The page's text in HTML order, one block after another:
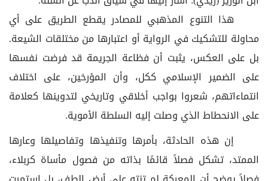
هذا التنوع المذهبي للمصادر يقطع الطريق على أي
محاولة للتشكيك في الرواية أو اعتبارها من مختلقات الشيعة.
بل على العكس، يثبت أن فظاعة الجريمة قد فرضت نفسها
على الضمير الإسلامي ككل، وأن المؤرخين، على اختلاف
انتماءاتهم، شعروا بواجب أخلاقي وتاريخي لتدوينها كعلامة
على الانحطاط الذي وصلت إليه السلطة الأموية.
إن هذه الحادثة، بأمرها وتنفيذها وتفاصيلها وعارها
الممتد، تشكل فصلاً قائمًا بذاته من فصول مأساة كربلاء،